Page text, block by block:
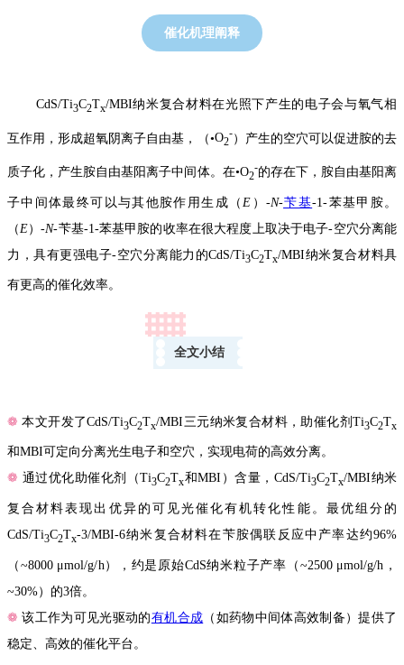
催化机理阐释
CdS/Ti3C2Tx/MBI纳米复合材料在光照下产生的电子会与氧气相
互作用，形成超氧阴离子自由基，（•O2
-）产生的空穴可以促进胺的去
质子化，产生胺自由基阳离子中间体。在•O2
-的存在下，胺自由基阳离
子中间体最终可以与其他胺作用生成（ E ）-N-苄基-1-苯基甲胺。
（ E）-N-苄基-1-苯基甲胺的收率在很大程度上取决于电子-空穴分离能
力，具有更强电子-空穴分离能力的CdS/Ti3C2Tx/MBI纳米复合材料具
有更高的催化效率。
全文小结
❁ 本文开发了CdS/Ti3C2Tx/MBI 三元纳米复合材料，助催化剂Ti3C2Tx
和MBI可定向分离光生电子和空穴 ，实现电荷的高效分离。
❁ 通过优化助催化剂（Ti3C2Tx和MBI ）含量， CdS/Ti3C2Tx/MBI纳米
复合材料表现出优异的可见光催化有机转化性能。最优组分的
CdS/Ti3C2Tx-3/MBI-6纳米复合材料在苄胺偶联反应中产率达约96%
（ ~8000 μmol/g/h ），约是原始CdS纳米粒子产率（ ~2500 μmol/g/h ，
~30%）的3倍。
❁该工作为可见光驱动的有机合成 （如药物中间体高效制备）提供了
稳定、高效的催化平台。